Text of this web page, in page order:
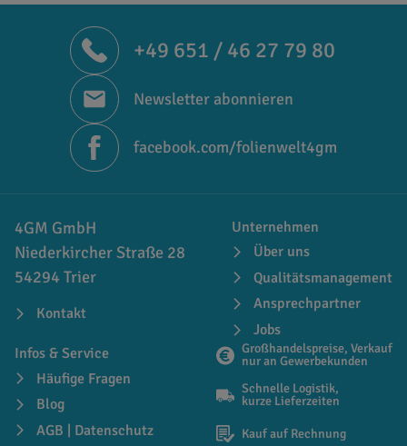
+49 651 / 46 27 79 80
Newsletter abonnieren
facebook.com/folienwelt4gm
4GM GmbH
Niederkircher Straße 28
54294 Trier
Kontakt
Unternehmen
Über uns
Qualitätsmanagement
Ansprechpartner
Jobs
Infos & Service
Häufige Fragen
Blog
AGB | Datenschutz
Großhandelspreise, Verkauf
nur an Gewerbekunden
Schnelle Logistik,
kurze Lieferzeiten
Kauf auf Rechnung